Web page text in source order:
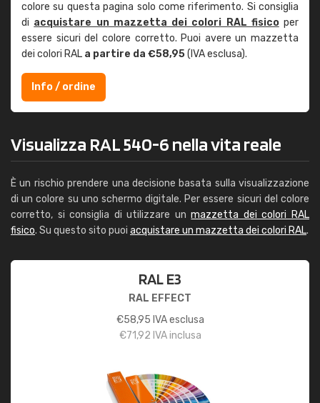
colore su questa pagina solo come riferimento. Si consiglia
di acquistare un mazzetta dei colori RAL fisicoper
essere sicuri del colore corretto. Puoi avere un mazzetta
dei colori RAL a partire da €58,95(IVA esclusa).
Info / ordine
Visualizza RAL 540-6 nella vita reale
È un rischio prendere una decisione basata sulla visualizzazione
di un colore su uno schermo digitale. Per essere sicuri del colore
corretto, si consiglia di utilizzare unmazzetta dei colori RAL
fisico. Su questo sito puoi acquistare un mazzetta dei colori RAL.
RAL E3
RAL EFFECT
€58,95 IVA esclusa
€71,92 IVA inclusa